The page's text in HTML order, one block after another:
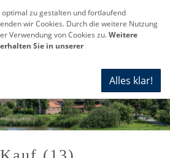
zu gestalten und fortlaufend
wir Cookies. Durch die weitere Nutzung
Verwendung von Cookies zu.Weitere
Sie in unserer
Alles klar!